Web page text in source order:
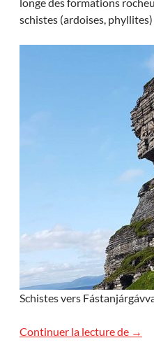
schistes (ardoises,
Schistes vers
Continuer la lecture de →